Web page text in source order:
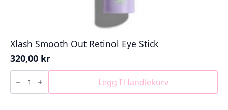
Xlash Smooth Out Retinol Eye Stick
320,00 kr
Xlash
Smooth
Retinol
Legg I Handlekurv